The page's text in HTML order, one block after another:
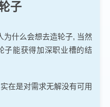
子
为什么会想去造轮子, 当然
子能获得加深职业槽的结
在是对需求无解没有可用